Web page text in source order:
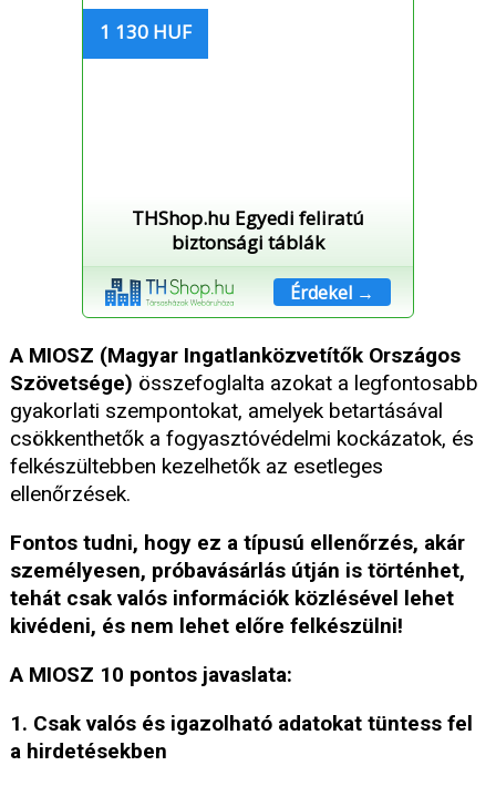
1 130 HUF
THShop.hu Egyedi feliratú
biztonsági táblák
Érdekel →
A MIOSZ (Magyar Ingatlanközvetítők Országos
Szövetsége) összefoglalta azokat a legfontosabb
gyakorlati szempontokat, amelyek betartásával
csökkenthetők a fogyasztóvédelmi kockázatok, és
felkészültebben kezelhetők az esetleges
ellenőrzések.
Fontos tudni, hogy ez a típusú ellenőrzés, akár
személyesen, próbavásárlás útján is történhet,
tehát csak valós információk közlésével lehet
kivédeni, és nem lehet előre felkészülni!
A MIOSZ 10 pontos javaslata:
1. Csak valós és igazolható adatokat tüntess fel
a hirdetésekben